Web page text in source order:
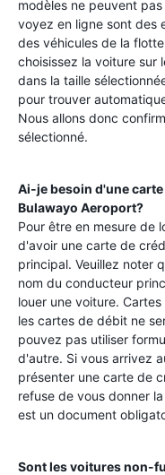
modèles ne peuvent
voyez en ligne sont des
des véhicules de la
choisissez la voiture sur
dans la taille
pour trouver
Nous allons donc
sélectionné.
Ai-je besoin d'une
Bulawayo Aeroport?
Pour être en mesure de
d'avoir une carte de
principal. Veuillez noter
nom du conducteur
louer une voiture.
les cartes de débit ne
pouvez pas utiliser
d'autre. Si vous arrivez
présenter une carte de
refuse de vous donner
est un document
Sont les voitures non-